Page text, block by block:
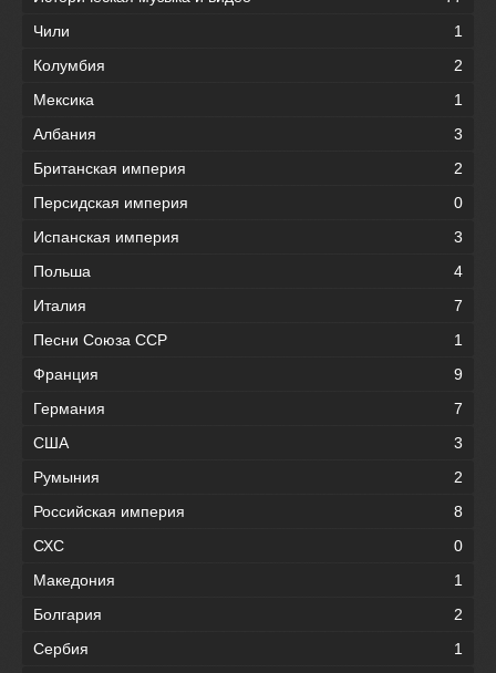
Чили
1
Колумбия
2
Мексика
1
Албания
3
Британская империя
2
Персидская империя
0
Испанская империя
3
Польша
4
Италия
7
Песни Союза ССР
1
Франция
9
Германия
7
США
3
Румыния
2
Российская империя
8
СХС
0
Македония
1
Болгария
2
Сербия
1